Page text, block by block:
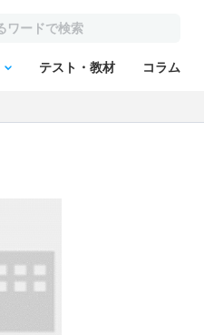
テスト・教材 コラム